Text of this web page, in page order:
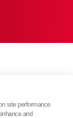
site performance
and